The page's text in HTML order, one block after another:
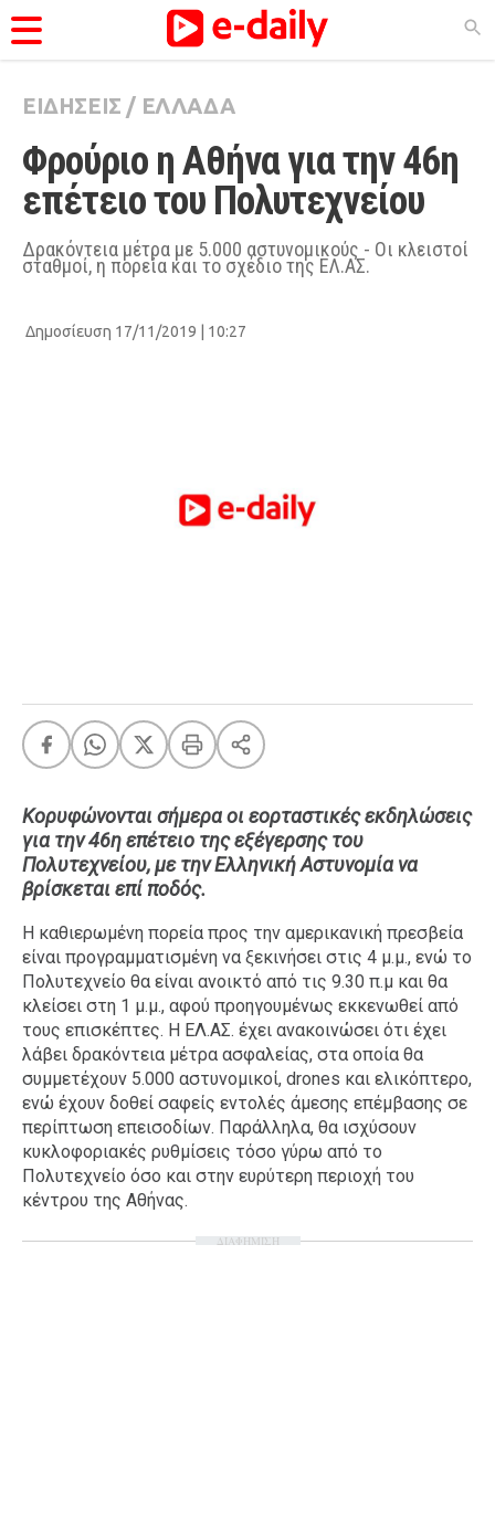
ΚΑΤΗΓΟΡΊΕΣ
Ειδήσεις
Θέματα
Videos
Podcasts
Viral
OMG LOL
Xmas
LIFE
Food
Body+Mind
Ταξίδια
Style
Σπίτι
Family
Σχέσεις
AGENDA
Agenda
Επιλογές
ΕΙΔΗΣΕΙΣ / ΕΛΛΑΔΑ
Φρούριο η Αθήνα για την 46η
επέτειο του Πολυτεχνείου
Δρακόντεια μέτρα με 5.000 αστυνομικούς - Οι κλειστοί
σταθμοί, η πορεία και το σχέδιο της ΕΛ.ΑΣ.
Δημοσίευση 17/11/2019 | 10:27
Κορυφώνονται σήμερα οι εορταστικές εκδηλώσεις
για την 46η επέτειο της εξέγερσης του
Πολυτεχνείου, με την Ελληνική Αστυνομία να
βρίσκεται επί ποδός.
Η καθιερωμένη πορεία προς την αμερικανική πρεσβεία
είναι προγραμματισμένη να ξεκινήσει στις 4 μ.μ., ενώ το
Πολυτεχνείο θα είναι ανοικτό από τις 9.30 π.μ και θα
κλείσει στη 1 μ.μ., αφού προηγουμένως εκκενωθεί από
τους επισκέπτες. Η ΕΛ.ΑΣ. έχει ανακοινώσει ότι έχει
λάβει δρακόντεια μέτρα ασφαλείας, στα οποία θα
συμμετέχουν 5.000 αστυνομικοί, drones και ελικόπτερο,
ενώ έχουν δοθεί σαφείς εντολές άμεσης επέμβασης σε
περίπτωση επεισοδίων. Παράλληλα, θα ισχύσουν
κυκλοφοριακές ρυθμίσεις τόσο γύρω από το
Πολυτεχνείο όσο και στην ευρύτερη περιοχή του
κέντρου της Αθήνας.
ΔΙΑΦΗΜΙΣΗ